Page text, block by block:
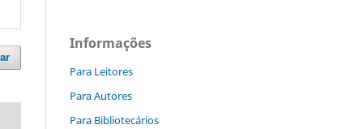
Informações
Para Leitores
Para Autores
Para Bibliotecários